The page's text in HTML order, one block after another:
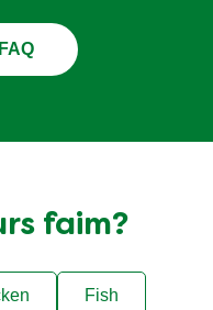
faim?
Fish